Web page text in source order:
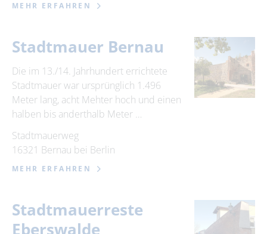
MEHR ERFAHREN
Stadtmauer Bernau
Die im 13./14. Jahrhundert errichtete
Stadtmauer war ursprünglich 1.496
Meter lang, acht Mehter hoch und einen
halben bis anderthalb Meter …
Stadtmauerweg
16321 Bernau bei Berlin
MEHR ERFAHREN
Stadtmauerreste
Eberswalde